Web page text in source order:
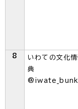
8
いわての文化
典